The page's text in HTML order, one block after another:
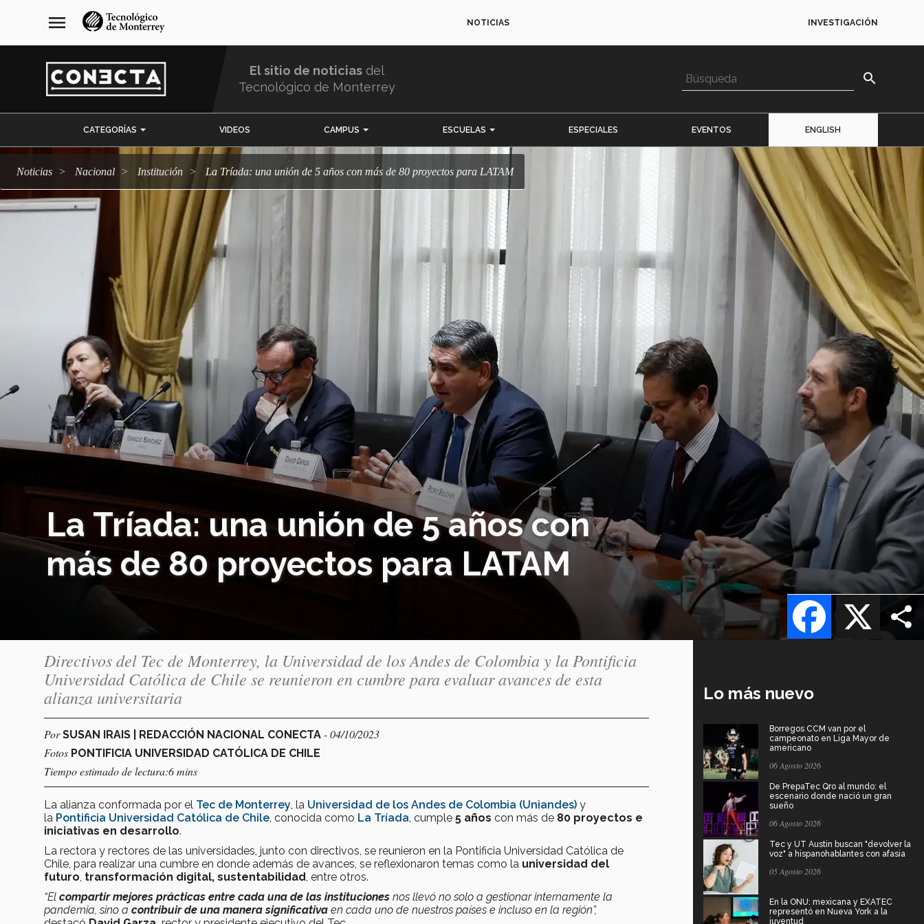
navegación
principal
menu NOTICIAS INVESTIGACIÓN
El sitio de noticias del
Tecnológico de Monterrey
search
CATEGORÍAS VIDEOS CAMPUS ESCUELAS ESPECIALES EVENTOS ENGLISH
Noticias Nacional Institución La Tríada: una unión de 5 años con más de 80 proyectos para LATAM
La Tríada: una unión de 5 años con
más de 80 proyectos para LATAM
X
Facebook
Directivos del Tec de Monterrey, la Universidad de los Andes de Colombia y la Pontificia
Universidad Católica de Chile se reunieron en cumbre para evaluar avances de esta
alianza universitaria
PorSUSAN IRAIS | REDACCIÓN NACIONAL CONECTA - 04/10/2023
Fotos PONTIFICIA UNIVERSIDAD CATÓLICA DE CHILE
Tiempo estimado de lectura:6 mins
La alianza conformada por el Tec de Monterrey , la Universidad de los Andes de Colombia (Uniandes) y
la Pontificia Universidad Católica de Chile , conocida como La Tríada , cumple 5 años con más de 80 proyectos e
iniciativas en desarrollo.
La rectora y rectores de las universidades, junto con directivos, se reunieron en la Pontificia Universidad Católica de
Chile, para realizar una cumbre en donde además de avances, se reflexionaron temas como la universidad del
futuro transformación digital, sustentabilidad , entre otros.
“El compartir mejores prácticas entre cada una de las instituciones nos llevó no solo a gestionar internamente la
pandemia, sino a contribuir de una manera significativa en cada uno de nuestros países e incluso en la región”,
Lo más nuevo
Borregos CCM van por el
campeonato en Liga Mayor de
americano
06 Agosto 2026
De PrepaTec Qro al mundo: el
escenario donde nació un gran
sueño
06 Agosto 2026
Tec y UT Austin buscan "devolver la
voz" a hispanohablantes con afasia
05 Agosto 2026
En la ONU: mexicana y EXATEC
representó en Nueva York a la
juventud